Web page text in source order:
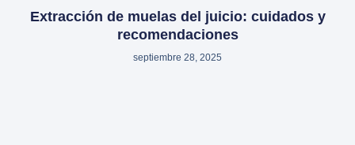
Extracción de muelas del juicio: cuidados y
recomendaciones
septiembre 28, 2025